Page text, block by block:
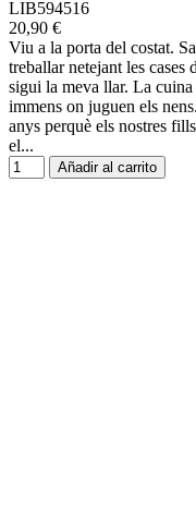
LIB594516
20,90 €
Viu a la porta del costat.
treballar netejant les cases
sigui la meva llar. La
immens on juguen els
anys perquè els nostres
el...
Añadir al carrito